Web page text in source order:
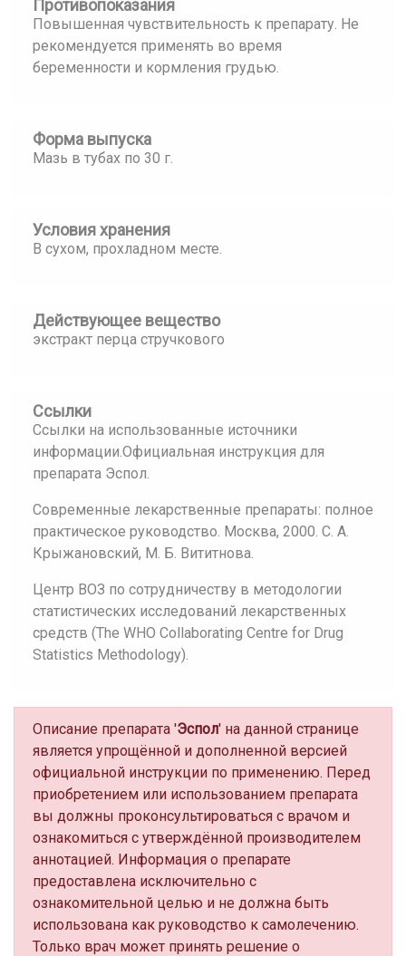
Противопоказания
Повышенная чувствительность к препарату. Не
рекомендуется применять во время
беременности и кормления грудью.
Форма выпуска
Мазь в тубах по 30 г.
Условия хранения
В сухом, прохладном месте.
Действующее вещество
экстракт перца стручкового
Ссылки
Ссылки на использованные источники
информации.Официальная инструкция для
препарата Эспол.
Современные лекарственные препараты: полное
практическое руководство. Москва, 2000. С. А.
Крыжановский, М. Б. Вититнова.
Центр ВОЗ по сотрудничеству в методологии
статистических исследований лекарственных
средств (The WHO Collaborating Centre for Drug
Statistics Methodology).
Описание препарата 'Эспол' на данной странице
является упрощённой и дополненной версией
официальной инструкции по применению. Перед
приобретением или использованием препарата
вы должны проконсультироваться с врачом и
ознакомиться с утверждённой производителем
аннотацией. Информация о препарате
предоставлена исключительно с
ознакомительной целью и не должна быть
использована как руководство к самолечению.
Только врач может принять решение о